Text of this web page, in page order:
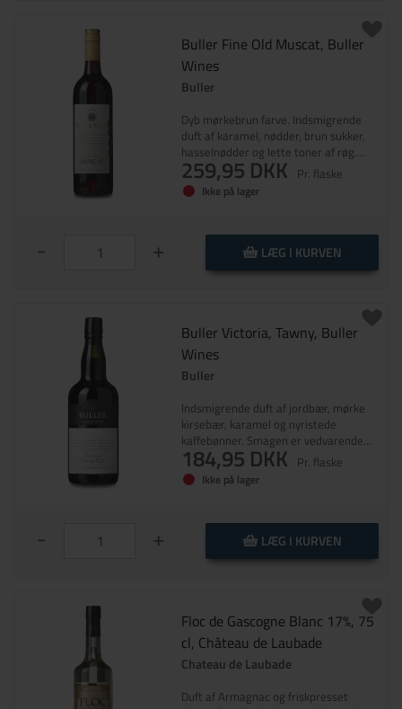
Buller Fine Old Muscat, Buller
Wines
Buller
Dyb mørkebrun farve. Indsmigrende
duft af karamel, nødder, brun sukker,
hasselnødder og lette toner af røg.
Utrolig koncentreret, lang og nærmest
eksplosiv smag.
259,95 DKK Pr. flaske
Ikke på lager
- + LÆG I KURVEN
Buller Victoria, Tawny, Buller
Wines
Buller
Indsmigrende duft af jordbær, mørke
kirsebær, karamel og nyristede
kaffebønner. Smagen er vedvarende
og koncentreret med masser af
intensitet. Et scoop af karat til prisen!
184,95 DKK Pr. flaske
Ikke på lager
- + LÆG I KURVEN
Floc de Gascogne Blanc 17%, 75
cl, Château de Laubade
Chateau de Laubade
Duft af Armagnac og friskpresset